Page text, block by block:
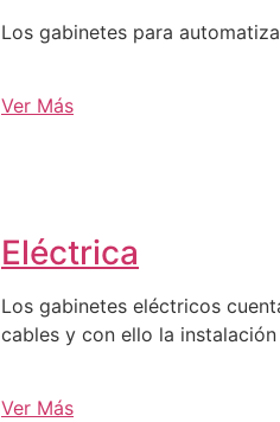
Los gabinetes para
Ver Más
Eléctrica
Los gabinetes eléctricos
cables y con ello la
Ver Más